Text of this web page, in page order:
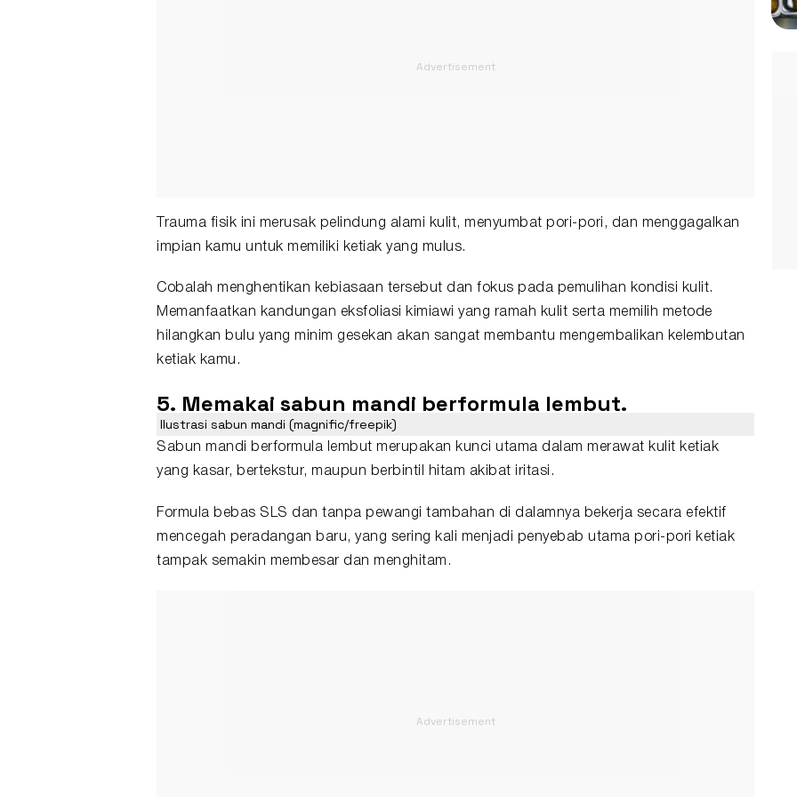
Trauma fisik ini merusak pelindung alami kulit, menyumbat pori-pori, dan menggagalkan
impian kamu untuk memiliki ketiak yang mulus.
Cobalah menghentikan kebiasaan tersebut dan fokus pada pemulihan kondisi kulit.
Memanfaatkan kandungan eksfoliasi kimiawi yang ramah kulit serta memilih metode
hilangkan bulu yang minim gesekan akan sangat membantu mengembalikan kelembutan
ketiak kamu.
5. Memakai sabun mandi berformula lembut.
Ilustrasi sabun mandi (magnific/freepik)
Sabun mandi berformula lembut merupakan kunci utama dalam merawat kulit ketiak
yang kasar, bertekstur, maupun berbintil hitam akibat iritasi.
Formula bebas SLS dan tanpa pewangi tambahan di dalamnya bekerja secara efektif
mencegah peradangan baru, yang sering kali menjadi penyebab utama pori-pori ketiak
tampak semakin membesar dan menghitam.